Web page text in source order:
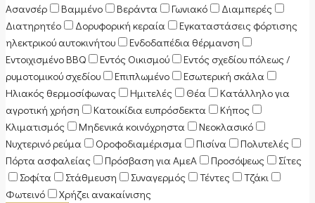
Ασανσέρ
Βαμμένο Βεράντα Γωνιακό
Διαμπερές
Διατηρητέο
Δορυφορική κεραία
Εγκαταστάσεις φόρτισης
ηλεκτρικού αυτοκινήτου
Ενδοδαπέδια θέρμανση
Εντοιχισμένο BBQ
Εντός Οικισμού
Εντός σχεδίου πόλεως /
ρυμοτομικού σχεδίου
Επιπλωμένο
Εσωτερική σκάλα
Ηλιακός θερμοσίφωνας
Ημιτελές Θέα
Κατάλληλο για
αγροτική χρήση
Κατοικίδια ευπρόσδεκτα
Κήπος
Κλιματισμός
Μηδενικά κοινόχρηστα
Νεοκλασικό
Νυχτερινό ρεύμα
Οροφοδιαμέρισμα Πισίνα
Πολυτελές
Πόρτα ασφαλείας
Πρόσβαση για ΑμεΑ Προσόψεως
Σίτες
Σοφίτα
Στάθμευση Συναγερμός Τέντες
Τζάκι
Φωτεινό
Χρήζει ανακαίνισης